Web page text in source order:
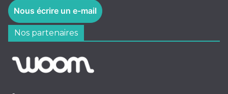
Nous écrire un e-mail
Nos partenaires